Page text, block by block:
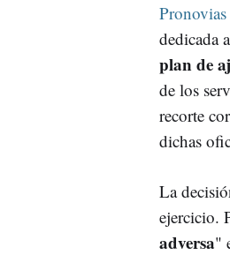
Pronovias
dedicada
plan de
de los
recorte
dichas
La
ejercicio.
adversa"